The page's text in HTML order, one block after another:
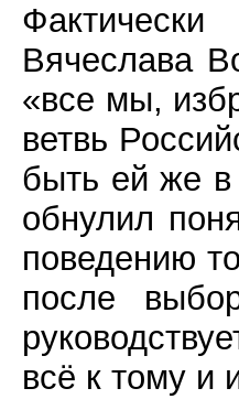
Вячеслава
«все мы,
ветвь
быть ей же в
обнулил
поведению
после
всё к тому и